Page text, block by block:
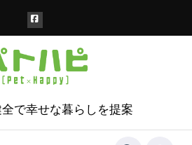
で幸せな暮らしを提案